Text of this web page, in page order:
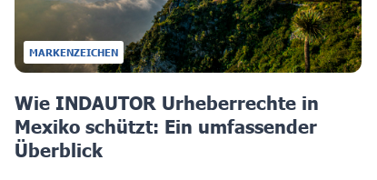
MARKENZEICHEN
Wie INDAUTOR Urheberrechte in
Mexiko schützt: Ein umfassender
Überblick